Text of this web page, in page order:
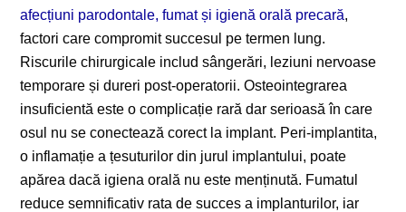
afecțiuni parodontale, fumat și igienă orală precară,
factori care compromit succesul pe termen lung.
Riscurile chirurgicale includ sângerări, leziuni nervoase
temporare și dureri post-operatorii. Osteointegrarea
insuficientă este o complicație rară dar serioasă în care
osul nu se conectează corect la implant. Peri-implantita,
o inflamație a țesuturilor din jurul implantului, poate
apărea dacă igiena orală nu este menținută. Fumatul
reduce semnificativ rata de succes a implanturilor, iar